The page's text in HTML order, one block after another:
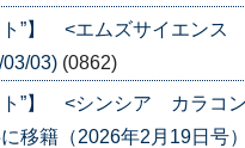
ト”】 <エムズサイエン
03) (0862)
ト”】 <シンシア カラ
に移籍（2026年2月19日号